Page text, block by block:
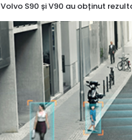
Volvo S90 și V90 au obținut